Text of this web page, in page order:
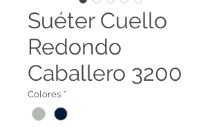
Suéter Cuello
Redondo
Caballero 3200
Colores *